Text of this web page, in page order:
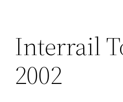
Interrail
2002